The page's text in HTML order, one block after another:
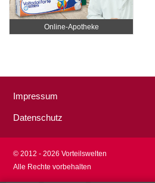
Online‑Apotheke
Impressum
Datenschutz
© 2012 - 2026 Vorteilswelten
Alle Rechte vorbehalten